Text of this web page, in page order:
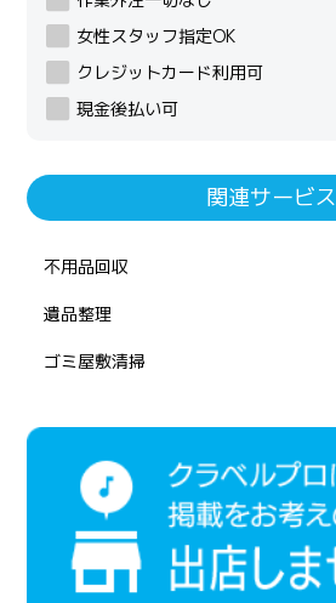
女性スタッフ指定OK
クレジットカード利用可
現金後払い可
関連サービス
不用品回収
遺品整理
ゴミ屋敷清掃